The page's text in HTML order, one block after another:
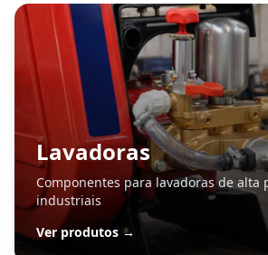
Lavadoras
Componentes para lavadoras de alta
industriais
Ver produtos →